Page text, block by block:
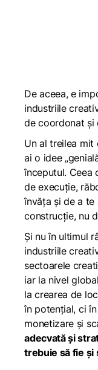
De aceea, e
industriile
de coordonat și
Un al treilea mit
ai o idee
începutul. Ceea
de execuție,
învăța și de a te
construcție, nu
Și nu în ultimul
industriile
sectoarele
iar la nivel
la crearea de
în potențial, ci
monetizare și
adecvată și
trebuie să fie și